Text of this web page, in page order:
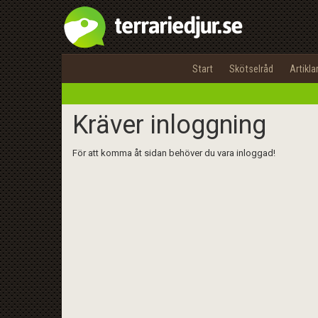
Start Skötselråd Artiklar
Kräver inloggning
För att komma åt sidan behöver du vara inloggad!